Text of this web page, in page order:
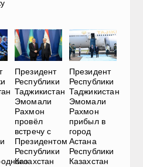
Президент
Республики
Таджикистан
Эмомали
Рахмон
провёл
встречу с
Президентом
Республики
Казахстан
Президент
Республики
Таджикистан
Эмомали
Рахмон
прибыл в
город
Астана
Республики
Казахстан